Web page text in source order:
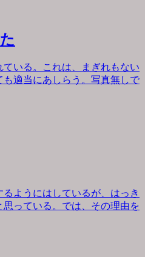
いる。これは、まぎれもない
適当にあしらう。写真無しで
ようにはしているが、はっき
っている。では、その理由を